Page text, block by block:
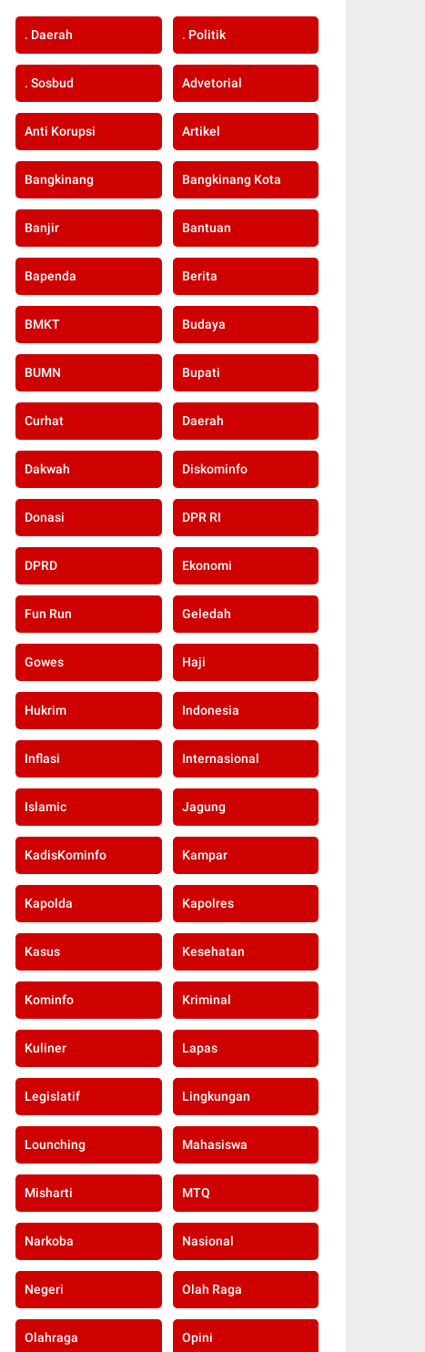
. Daerah . Politik
. Sosbud Advetorial
Anti Korupsi Artikel
Bangkinang Bangkinang Kota
Banjir Bantuan
Bapenda Berita
BMKT Budaya
BUMN Bupati
Curhat Daerah
Dakwah Diskominfo
Donasi DPR RI
DPRD Ekonomi
Fun Run Geledah
Gowes Haji
Hukrim Indonesia
Inflasi Internasional
Islamic Jagung
KadisKominfo Kampar
Kapolda Kapolres
Kasus Kesehatan
Kominfo Kriminal
Kuliner Lapas
Legislatif Lingkungan
Lounching Mahasiswa
Misharti MTQ
Narkoba Nasional
Negeri Olah Raga
Olahraga Opini